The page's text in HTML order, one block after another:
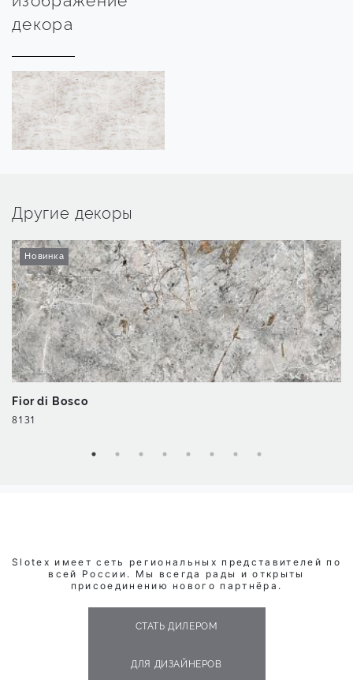
декора
Другие декоры
Новинка
Fior di Bosco
8131
Slotex имеет сеть региональных представителей по
всей России. Мы всегда рады и открыты
присоединению нового партнёра.
СТАТЬ ДИЛЕРОМ
ДЛЯ ДИЗАЙНЕРОВ